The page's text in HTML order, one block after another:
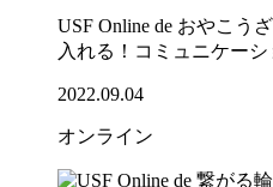
USF Online de おやこう
入れる！コミュニケーシ
2022.09.04
オンライン